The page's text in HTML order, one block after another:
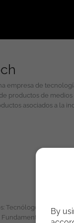
empresa de
productos de
de medios de pago. Un experimentado equipo de
eficientes,
servicio al
By